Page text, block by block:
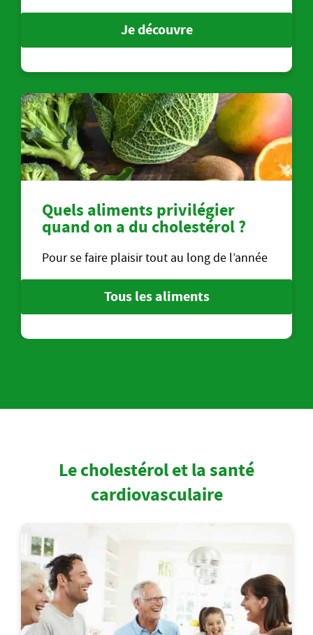
Je découvre
Quels aliments privilégier
quand on a du cholestérol ?
Pour se faire plaisir tout au long de l’année
Tous les aliments
Le cholestérol et la santé
cardiovasculaire